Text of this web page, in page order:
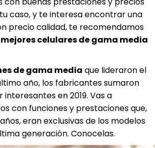
caso, y te interesa encontrar una
precio calidad, te recomendamos
mejores celulares de gama media
de gama media que lideraron el
año, los fabricantes sumaron
en 2019. Vas a
con funciones y prestaciones que,
eran exclusivas de los modelos
generación. Conocelas.